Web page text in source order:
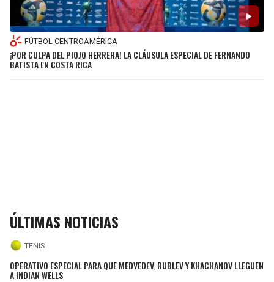
FÚTBOL CENTROAMÉRICA
¡POR CULPA DEL PIOJO HERRERA! LA CLÁUSULA ESPECIAL DE FERNANDO
BATISTA EN COSTA RICA
ÚLTIMAS NOTICIAS
TENIS
OPERATIVO ESPECIAL PARA QUE MEDVEDEV, RUBLEV Y KHACHANOV LLEGUEN
A INDIAN WELLS